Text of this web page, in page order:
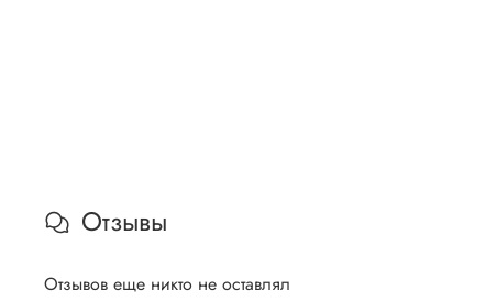
Отзывы
Отзывов еще никто не оставлял